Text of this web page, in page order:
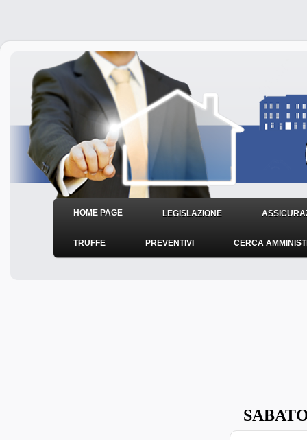
HOME PAGE LEGISLAZIONE
TRUFFE PREVENTIVI CERCA